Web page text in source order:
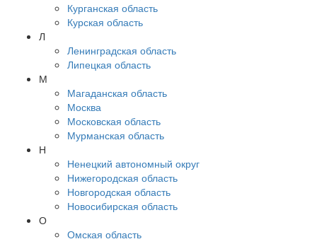
Курганская область
Курская область
Л
Ленинградская область
Липецкая область
М
Магаданская область
Москва
Московская область
Мурманская область
Н
Ненецкий автономный округ
Нижегородская область
Новгородская область
Новосибирская область
О
Омская область